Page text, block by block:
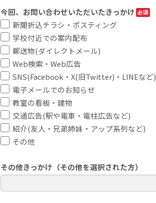
今回、お問い合わせいただいたきっかけ
新聞折込チラシ・ポスティング
学校付近での案内配布
郵送物(ダイレクトメール)
Web検索・Web広告
SNS(Facebook・X(旧Twitter)・LINEなど)
電子メールでのお知らせ
教室の看板・建物
交通広告(駅や電車・電柱広告など)
紹介(友人・兄弟姉妹・アップ系列など)
その他
その他きっかけ（その他を選択された方）